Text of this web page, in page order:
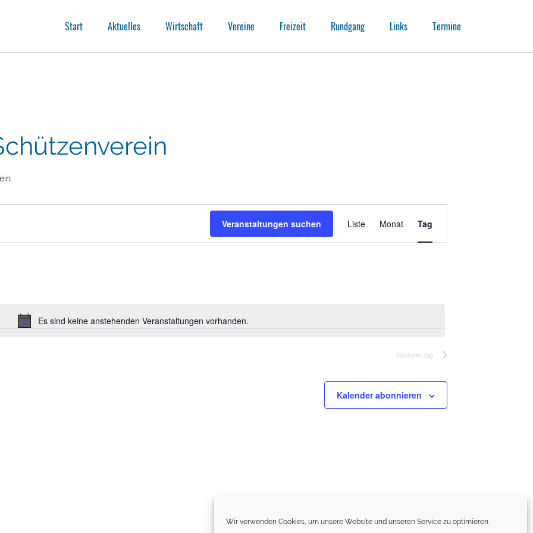
Wir verwenden Cookies, um unsere Website und unseren Service zu optimieren.
Start Aktuelles Wirtschaft Vereine Freizeit Rundgang Links Termine
Hinweis
Es sind keine anstehenden Veranstaltungen vorhanden.
Veranstaltungen suchen
Veranstaltung
Ansichten-
Navigation
Liste Monat Tag
Nächster Tag
Kalender abonnieren